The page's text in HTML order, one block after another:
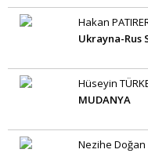
Hakan
Ukrayna-Rus
Hüseyin
MUDANYA
Nezihe Doğan